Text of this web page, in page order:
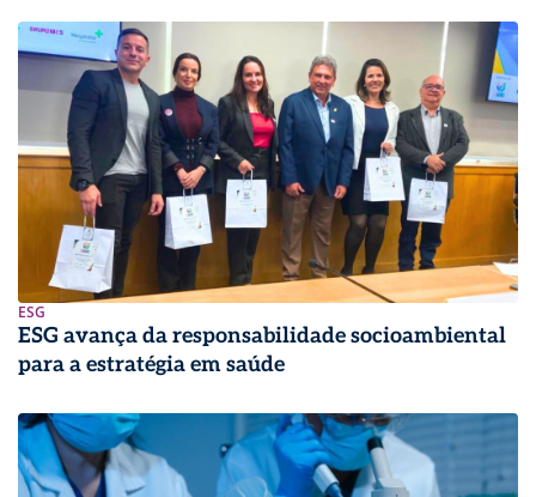
ESG
ESG avança da responsabilidade socioambiental
para a estratégia em saúde